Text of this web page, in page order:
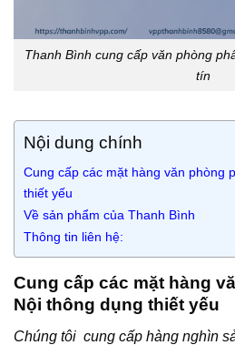
Thanh Bình cung cấp văn phòng
tín
Nội dung chính
Cung cấp các mặt hàng văn phòng
thiết yếu
Về sản phẩm của Thanh Bình
Thông tin liên hệ:
Cung cấp các mặt hàng
Nội thông dụng thiết yếu
Chúng tôi cung cấp hàng nghìn